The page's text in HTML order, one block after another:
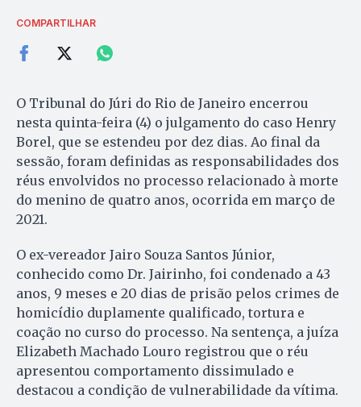
COMPARTILHAR
O Tribunal do Júri do Rio de Janeiro encerrou
nesta quinta-feira (4) o julgamento do caso Henry
Borel, que se estendeu por dez dias. Ao final da
sessão, foram definidas as responsabilidades dos
réus envolvidos no processo relacionado à morte
do menino de quatro anos, ocorrida em março de
2021.
O ex-vereador Jairo Souza Santos Júnior,
conhecido como Dr. Jairinho, foi condenado a 43
anos, 9 meses e 20 dias de prisão pelos crimes de
homicídio duplamente qualificado, tortura e
coação no curso do processo. Na sentença, a juíza
Elizabeth Machado Louro registrou que o réu
apresentou comportamento dissimulado e
destacou a condição de vulnerabilidade da vítima.